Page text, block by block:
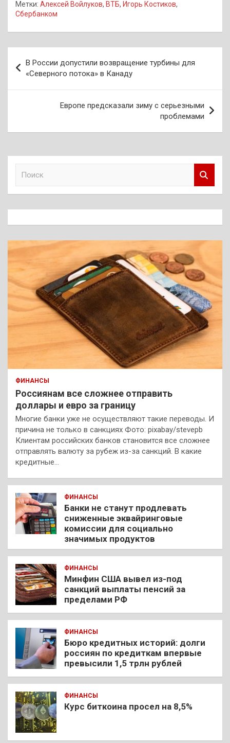
Метки: Алексей Войлуков, ВТБ, Игорь Костиков,
Сбербанком
по
записям
В России допустили возвращение турбины для
«Северного потока» в Канаду
Европе предсказали зиму с серьезными
проблемами
к
ФИНАНСЫ
Россиянам все сложнее отправить
доллары и евро за границу
Многие банки уже не осуществляют такие переводы. И
причина не только в санкциях Фото: pixabay/stevepb
Клиентам российских банков становится все сложнее
отправлять валюту за рубеж из-за санкций. В какие
кредитные…
ФИНАНСЫ
Банки не станут продлевать
сниженные эквайринговые
комиссии для социально
значимых продуктов
ФИНАНСЫ
Минфин США вывел из-под
санкций выплаты пенсий за
пределами РФ
ФИНАНСЫ
Бюро кредитных историй: долги
россиян по кредиткам впервые
превысили 1,5 трлн рублей
ФИНАНСЫ
Курс биткоина просел на 8,5%